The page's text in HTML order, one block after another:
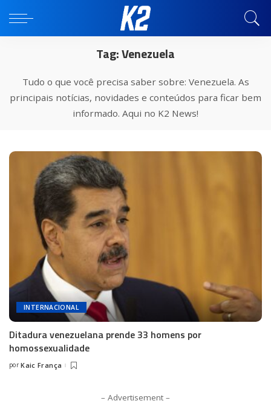
Tag:Venezuela
Tudo o que você precisa saber sobre: Venezuela. As
principais notícias, novidades e conteúdos para ficar bem
informado. Aqui no K2 News!
INTERNACIONAL
Ditadura venezuelana prende 33 homens por
homossexualidade
Posted
por Kaic França
– Advertisement –